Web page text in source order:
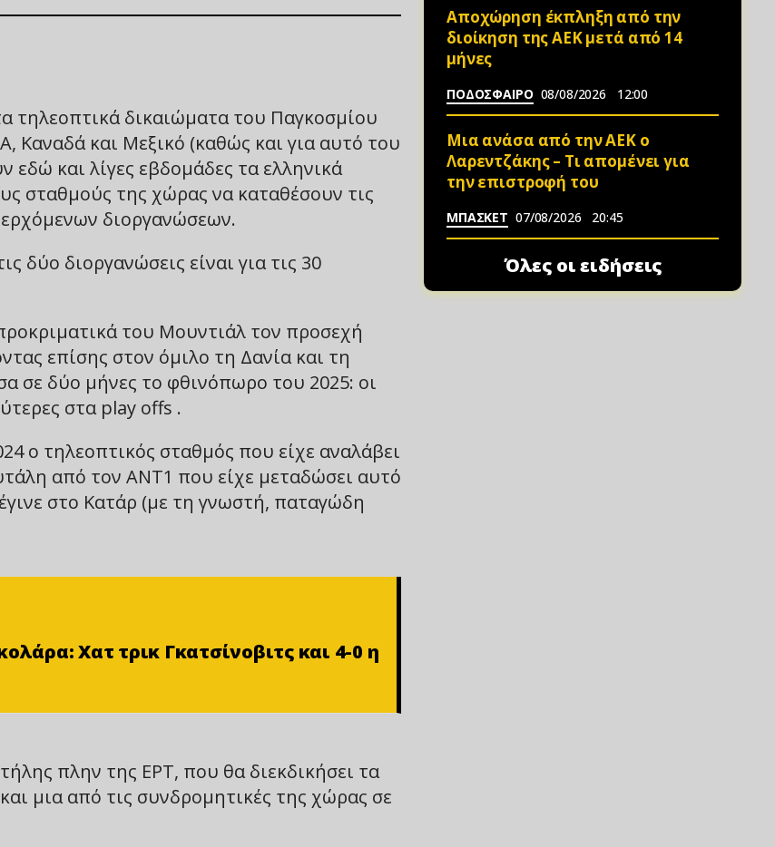
τηλεοπτικά δικαιώματα του Παγκοσμίου
και Μεξικό (καθώς και για αυτό του
εδώ και λίγες εβδομάδες τα ελληνικά
σταθμούς της χώρας να καταθέσουν τις
διοργανώσεων.
δύο διοργανώσεις είναι για τις 30
του Μουντιάλ τον προσεχή
επίσης στον όμιλο τη Δανία και τη
σε δύο μήνες το φθινόπωρο του 2025: οι
στα play offs .
ο τηλεοπτικός σταθμός που είχε αναλάβει
από τον ΑΝΤ1 που είχε μεταδώσει αυτό
στο Κατάρ (με τη γνωστή, παταγώδη
Χατ τρικ Γκατσίνοβιτς και 4-0 η
πλην της ΕΡΤ, που θα διεκδικήσει τα
μια από τις συνδρομητικές της χώρας σε
Αποχώρηση έκπληξη από την
διοίκηση της ΑΕΚ μετά από 14
μήνες
ΠΟΔΟΣΦΑΙΡΟ 08/08/2026 12:00
Μια ανάσα από την ΑΕΚ ο
Λαρεντζάκης – Τι απομένει για
την επιστροφή του
ΜΠΑΣΚΕΤ 07/08/2026 20:45
Όλες οι ειδήσεις